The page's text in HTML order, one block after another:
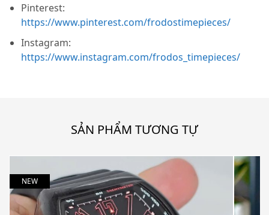
Pinterest:
https://www.pinterest.com/frodostimepieces/
Instagram:
https://www.instagram.com/frodos_timepieces/
SẢN PHẨM TƯƠNG TỰ
NEW